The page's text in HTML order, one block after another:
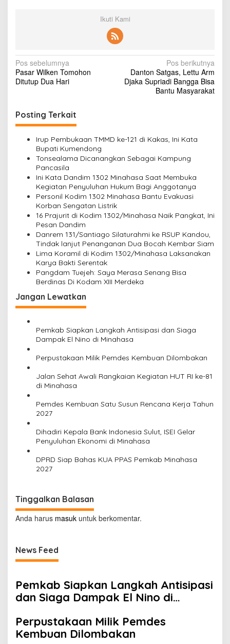
Ikuti Kami
N
a
i
g
Pos sebelumnya
Pasar Wilken Tomohon
Ditutup Dua Hari
Pos berikutnya
Danton Satgas, Lettu Arm
Djaka Supriadi Bangga Bisa
Bantu Masyarakat
Posting Terkait
Irup Pembukaan TMMD ke-121 di Kakas, Ini Kata
Bupati Kumendong
Tonsealama Dicanangkan Sebagai Kampung
Pancasila
Ini Kata Dandim 1302 Minahasa Saat Membuka
Kegiatan Penyuluhan Hukum Bagi Anggotanya
Personil Kodim 1302 Minahasa Bantu Evakuasi
Korban Sengatan Listrik
16 Prajurit di Kodim 1302/Minahasa Naik Pangkat, Ini
Pesan Dandim
Danrem 131/Santiago Silaturahmi ke RSUP Kandou,
Tindak lanjut Penanganan Dua Bocah Kembar Siam
Lima Koramil di Kodim 1302/Minahasa Laksanakan
Karya Bakti Serentak
Pangdam Tuejeh: Saya Merasa Senang Bisa
Berdinas Di Kodam XIII Merdeka
Jangan Lewatkan
Pemkab Siapkan Langkah Antisipasi dan Siaga
Dampak El Nino di Minahasa
Perpustakaan Milik Pemdes Kembuan Dilombakan
Jalan Sehat Awali Rangkaian Kegiatan HUT RI ke-81
di Minahasa
Pemdes Kembuan Satu Susun Rencana Kerja Tahun
2027
Dihadiri Kepala Bank Indonesia Sulut, ISEI Gelar
Penyuluhan Ekonomi di Minahasa
DPRD Siap Bahas KUA PPAS Pemkab Minahasa
2027
Tinggalkan Balasan
Anda harus masuk untuk berkomentar.
News Feed
Pemkab Siapkan Langkah Antisipasi
dan Siaga Dampak El Nino di
Perpustakaan Milik Pemdes
Kembuan Dilombakan